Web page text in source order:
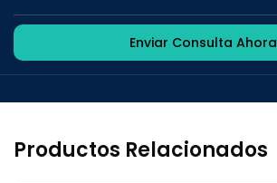
Enviar Consulta Ahora
Productos Relacionados